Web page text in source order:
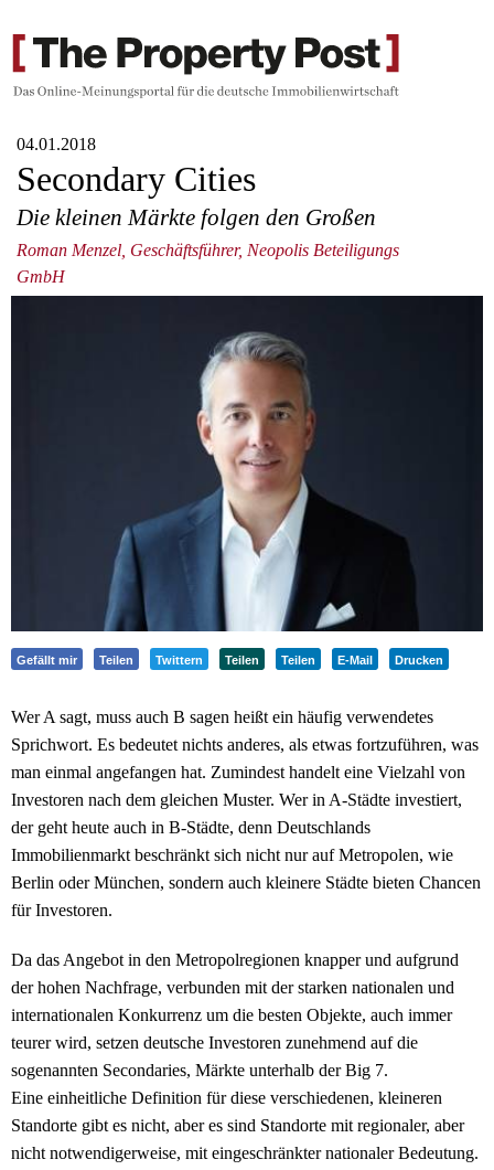
04.01.2018
Secondary Cities
Die kleinen Märkte folgen den Großen
Roman Menzel, Geschäftsführer, Neopolis Beteiligungs
GmbH
Gefällt mir Teilen Twittern Teilen Teilen E-Mail Drucken
Wer A sagt, muss auch B sagen heißt ein häufig verwendetes
Sprichwort. Es bedeutet nichts anderes, als etwas fortzuführen, was
man einmal angefangen hat. Zumindest handelt eine Vielzahl von
Investoren nach dem gleichen Muster. Wer in A-Städte investiert,
der geht heute auch in B-Städte, denn Deutschlands
Immobilienmarkt beschränkt sich nicht nur auf Metropolen, wie
Berlin oder München, sondern auch kleinere Städte bieten Chancen
für Investoren.
Da das Angebot in den Metropolregionen knapper und aufgrund
der hohen Nachfrage, verbunden mit der starken nationalen und
internationalen Konkurrenz um die besten Objekte, auch immer
teurer wird, setzen deutsche Investoren zunehmend auf die
sogenannten Secondaries, Märkte unterhalb der Big 7.
Eine einheitliche Definition für diese verschiedenen, kleineren
Standorte gibt es nicht, aber es sind Standorte mit regionaler, aber
nicht notwendigerweise, mit eingeschränkter nationaler Bedeutung.